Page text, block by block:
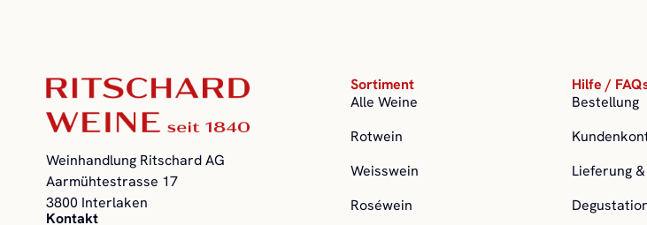
Weinhandlung Ritschard AG
Aarmühtestrasse 17
3800 Interlaken
Kontakt
Sortiment
Alle Weine
Rotwein
Weisswein
Roséwein
Hilfe /
Bestellung
Lieferung